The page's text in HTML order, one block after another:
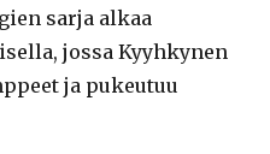
sarja alkaa
jossa Kyyhkynen
ja pukeutuu